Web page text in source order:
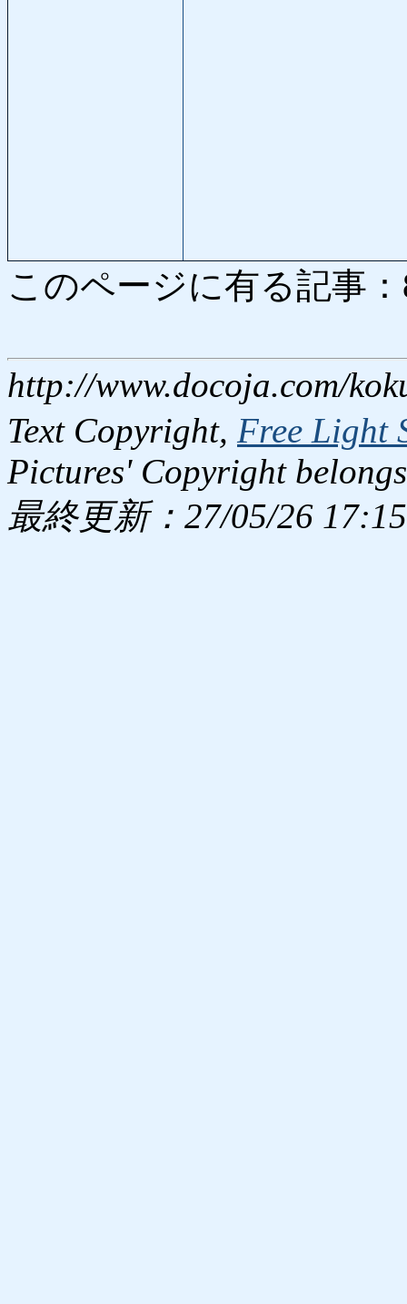
このページに有る記事
http://www.docoja.com/
Text Copyright, Free Light
Pictures' Copyright
最終更新：27/05/26 17:15